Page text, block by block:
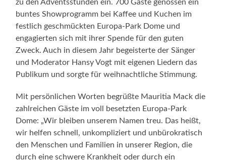
zu den Adventsstunden ein. 700 Gäste genossen ein
buntes Showprogramm bei Kaffee und Kuchen im
festlich geschmückten Europa-Park Dome und
engagierten sich mit ihrer Spende für den guten
Zweck. Auch in diesem Jahr begeisterte der Sänger
und Moderator Hansy Vogt mit eigenen Liedern das
Publikum und sorgte für weihnachtliche Stimmung.
Mit persönlichen Worten begrüßte Mauritia Mack die
zahlreichen Gäste im voll besetzten Europa-Park
Dome: „Wir bleiben unserem Namen treu. Das heißt,
wir helfen schnell, unkompliziert und unbürokratisch
den Menschen und Familien in unserer Region, die
durch eine schwere Krankheit oder durch ein